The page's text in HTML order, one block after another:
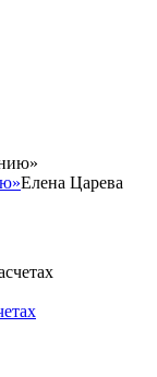
Елена Царева